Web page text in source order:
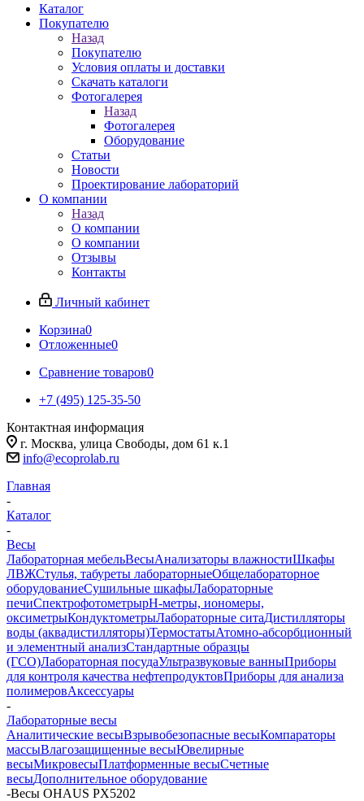
Каталог
Покупателю
Назад
Покупателю
Условия оплаты и доставки
Скачать каталоги
Фотогалерея
Назад
Фотогалерея
Оборудование
Статьи
Новости
Проектирование лабораторий
О компании
Назад
О компании
О компании
Отзывы
Контакты
Личный кабинет
Корзина0
Отложенные0
Сравнение товаров0
+7 (495) 125-35-50
Контактная информация
г. Москва, улица Свободы, дом 61 к.1
info@ecoprolab.ru
Главная
-
Каталог
-
Весы
Лабораторная мебельВесыАнализаторы влажностиШкафы
ЛВЖСтулья, табуреты лабораторныеОбщелабораторное
оборудованиеСушильные шкафыЛабораторные
печиСпектрофотометрыpH-метры, иономеры,
оксиметрыКондуктометрыЛабораторные ситаДистилляторы
воды (аквадистилляторы)ТермостатыАтомно-абсорбционный
и элементный анализСтандартные образцы
(ГСО)Лабораторная посудаУльтразвуковые ванныПриборы
для контроля качества нефтепродуктовПриборы для анализа
полимеровАксессуары
-
Лабораторные весы
Аналитические весыВзрывобезопасные весыКомпараторы
массыВлагозащищенные весыЮвелирные
весыМикровесыПлатформенные весыСчетные
весыДополнительное оборудование
-Весы OHAUS PX5202